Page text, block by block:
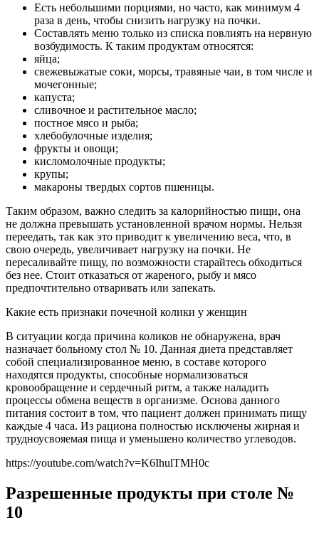
Есть небольшими порциями, но часто, как минимум 4
раза в день, чтобы снизить нагрузку на почки.
Составлять меню только из списка повлиять на нервную
возбудимость. К таким продуктам относятся:
яйца;
свежевыжатые соки, морсы, травяные чаи, в том числе и
мочегонные;
капуста;
сливочное и растительное масло;
постное мясо и рыба;
хлебобулочные изделия;
фрукты и овощи;
кисломолочные продукты;
крупы;
макароны твердых сортов пшеницы.
Таким образом, важно следить за калорийностью пищи, она
не должна превышать установленной врачом нормы. Нельзя
переедать, так как это приводит к увеличению веса, что, в
свою очередь, увеличивает нагрузку на почки. Не
пересаливайте пищу, по возможности старайтесь обходиться
без нее. Стоит отказаться от жареного, рыбу и мясо
предпочтительно отваривать или запекать.
Какие есть признаки почечной колики у женщин
В ситуации когда причина коликов не обнаружена, врач
назначает больному стол № 10. Данная диета представляет
собой специализированное меню, в составе которого
находятся продукты, способные нормализоваться
кровообращение и сердечный ритм, а также наладить
процессы обмена веществ в организме. Основа данного
питания состоит в том, что пациент должен принимать пищу
каждые 4 часа. Из рациона полностью исключены жирная и
трудноусвояемая пища и уменьшено количество углеводов.
https://youtube.com/watch?v=K6IhulTMH0c
Разрешенные продукты при столе №
10